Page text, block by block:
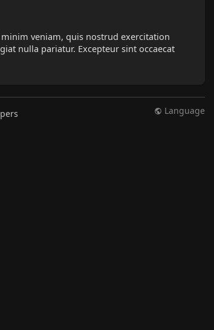
veniam, quis nostrud exercitation
nulla pariatur. Excepteur sint occaecat
Language